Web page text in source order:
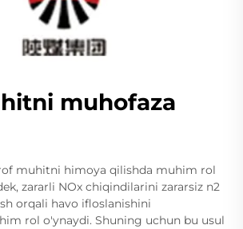
muhofaza
muhitni himoya qilishda muhim rol
zararli NOx chiqindilarini zararsiz n2
orqali havo ifloslanishini
rol o'ynaydi. Shuning uchun bu usul